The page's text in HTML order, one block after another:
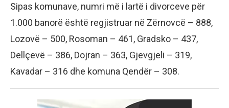
Sipas komunave, numri më i lartë i divorceve për
1.000 banorë është regjistruar në Zërnovcë – 888,
Lozovë – 500, Rosoman – 461, Gradsko – 437,
Dellçevë – 386, Dojran – 363, Gjevgjeli – 319,
Kavadar – 316 dhe komuna Qendër – 308.